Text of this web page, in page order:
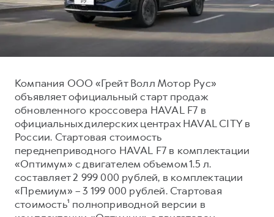
от 2 899 000 ₽
F7X
от 3 599 000 ₽
Тест-драйв
Трейд-ин
Кредитный калькулятор
Страхование
Кредит
КОРПОРАТИВНЫМ КЛИЕНТАМ
Для малого бизнеса
СЕРВИСНОЕ ОБСЛУЖИВАНИЕ
Нулевое ТО
Программа «Помощь на дороге»
Регламенты технического обслуживания
Электронный ПТС
ПОДДЕРЖКА
GWM Безопасность
Гарантия HAVAL
Мобильное приложение GWM
О дилере
Наша команда
Контакты
Компания ООО «Грейт Волл Мотор Рус»
объявляет официальный старт продаж
обновленного кроссовера HAVAL F7 в
официальных дилерских центрах HAVAL CITY в
России. Стартовая стоимость
переднеприводного HAVAL F7 в комплектации
«Оптимум» с двигателем объемом 1.5 л.
составляет 2 999 000 рублей, в комплектации
«Премиум» – 3 199 000 рублей. Стартовая
стоимость¹ полноприводной версии в